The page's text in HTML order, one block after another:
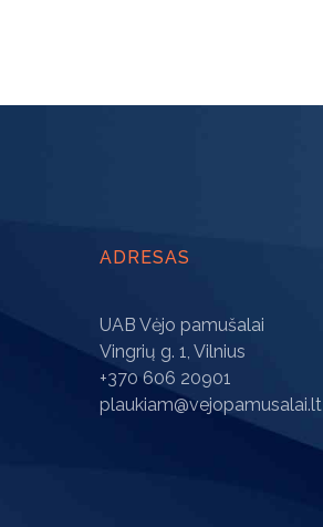
ADRESAS
UAB Vėjo pamušalai
Vingrių g. 1, Vilnius
+370 606 20901
plaukiam@vejopamusalai.lt